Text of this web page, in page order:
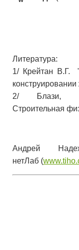
Литература:
1/ Крейтан В.Г.
2/ Блази,
Строительная
Андрей
нетЛаб (